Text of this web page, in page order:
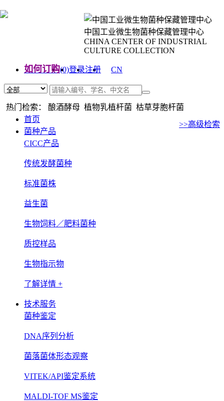
中国工业微生物菌种保藏管理中心
CHINA CENTER OF INDUSTRIAL
CULTURE COLLECTION
如何订购(0)登录注册
CN
热门检索： 酿酒酵母 植物乳植杆菌 枯草芽胞杆菌
>>高级检索
首页
菌种产品
CICC产品
传统发酵菌种
标准菌株
益生菌
生物饲料／肥料菌种
质控样品
生物指示物
了解详情 +
技术服务
菌种鉴定
DNA序列分析
菌落菌体形态观察
VITEK/API鉴定系统
MALDI-TOF MS鉴定